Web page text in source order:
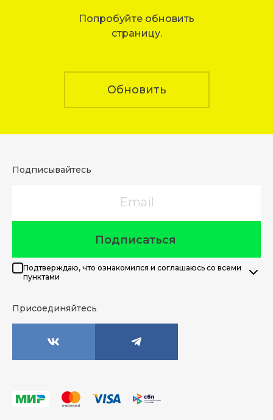
Попробуйте обновить
страницу.
Обновить
Подписывайтесь
Подписаться
Подтверждаю, что ознакомился и соглашаюсь со всеми
пунктами
Присоединяйтесь